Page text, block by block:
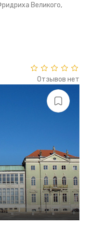
Великого,
Отзывов нет